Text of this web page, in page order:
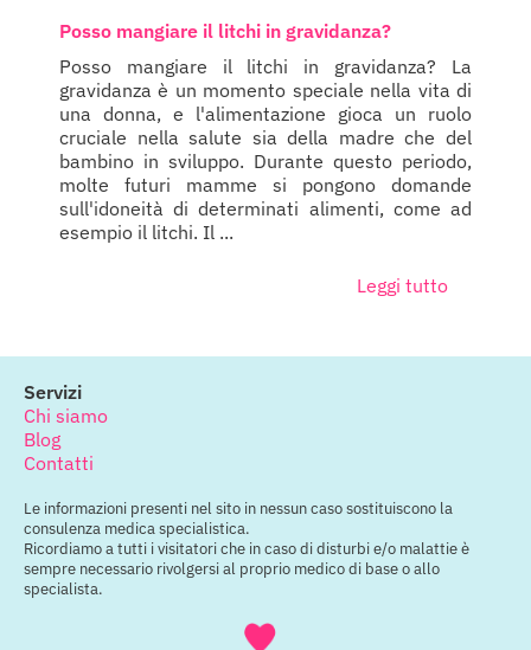
Posso mangiare il litchi in gravidanza?
Posso mangiare il litchi in gravidanza? La
gravidanza è un momento speciale nella vita di
una donna, e l'alimentazione gioca un ruolo
cruciale nella salute sia della madre che del
bambino in sviluppo. Durante questo periodo,
molte futuri mamme si pongono domande
sull'idoneità di determinati alimenti, come ad
esempio il litchi. Il ...
Leggi tutto
Servizi
Chi siamo
Blog
Contatti
Le informazioni presenti nel sito in nessun caso sostituiscono la
consulenza medica specialistica.
Ricordiamo a tutti i visitatori che in caso di disturbi e/o malattie è
sempre necessario rivolgersi al proprio medico di base o allo
specialista.